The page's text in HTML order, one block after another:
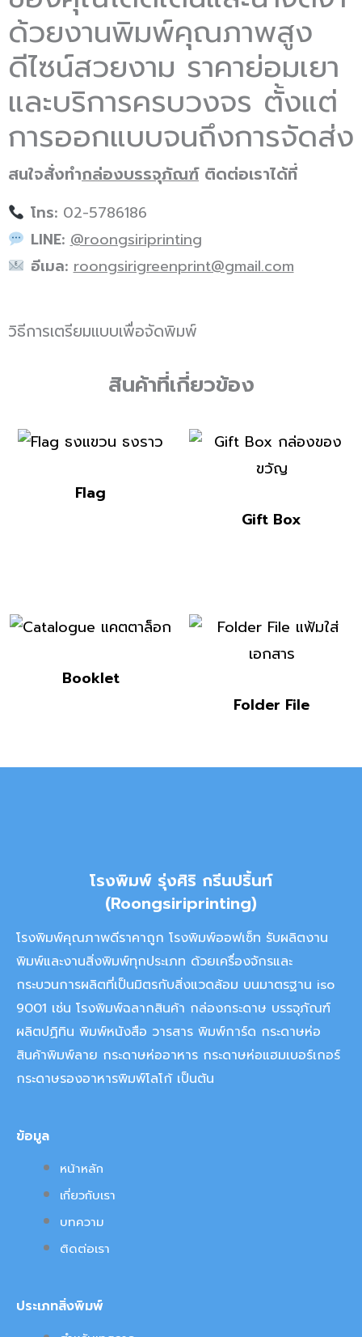
ด้วยงานพิมพ์คุณภาพสูง
ดีไซน์สวยงาม ราคาย่อมเยา
และบริการครบวงจร ตั้งแต่
การออกแบบจนถึงการจัดส่ง
สนใจสั่งทำกล่องบรรจุภัณฑ์ติดต่อเราได้ที่
โทร:02-5786186
LINE: @roongsiriprinting
อีเมล: roongsirigreenprint@gmail.com
วิธีการเตรียมแบบเพื่อจัดพิมพ์
สินค้าที่เกี่ยวข้อง
Flag
Gift Box
Booklet
Folder File
โรงพิมพ์ รุ่งศิริ กรีนปริ้นท์
(Roongsiriprinting)
โรงพิมพ์คุณภาพดีราคาถูก โรงพิมพ์ออฟเซ็ท รับผลิตงาน
พิมพ์และงานสิ่งพิมพ์ทุกประเภท ด้วยเครื่องจักรและ
กระบวนการผลิตที่เป็นมิตรกับสิ่งแวดล้อม บนมาตรฐาน iso
9001 เช่น โรงพิมพ์ฉลากสินค้า กล่องกระดาษ บรรจุภัณฑ์
ผลิตปฏิทิน พิมพ์หนังสือ วารสาร พิมพ์การ์ด กระดาษห่อ
สินค้าพิมพ์ลาย กระดาษห่ออาหาร กระดาษห่อแฮมเบอร์เกอร์
กระดาษรองอาหารพิมพ์โลโก้ เป็นต้น
ข้อมูล
หน้าหลัก
เกี่ยวกับเรา
บทความ
ติดต่อเรา
ประเภทสิ่งพิมพ์